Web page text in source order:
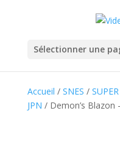
Sélectionner une
Accueil / SNES /
JPN / Demon’s Blazon